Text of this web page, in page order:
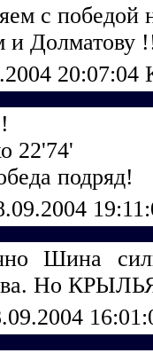
с
и Долматову
20:07:04
22'74'
подряд!
Шина
Но